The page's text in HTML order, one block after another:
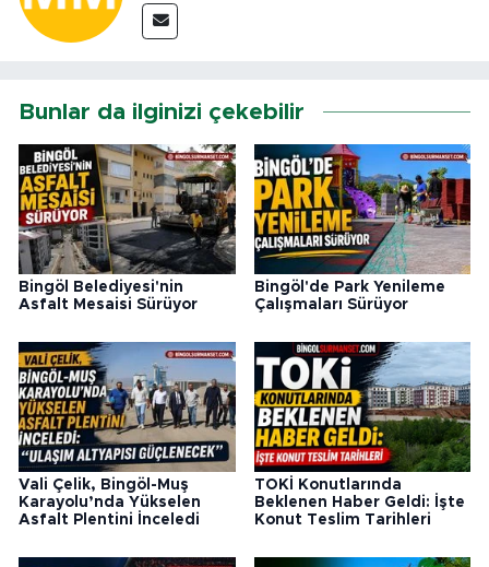
Bunlar da ilginizi çekebilir
Bingöl Belediyesi'nin
Asfalt Mesaisi Sürüyor
Bingöl'de Park Yenileme
Çalışmaları Sürüyor
Vali Çelik, Bingöl-Muş
Karayolu’nda Yükselen
Asfalt Plentini İnceledi
TOKİ Konutlarında
Beklenen Haber Geldi: İşte
Konut Teslim Tarihleri